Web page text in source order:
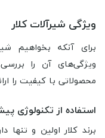
ویژگی شیرآلات کلار
ویژگی‌های آن را
محصولاتی با کیفیت را
استفاده از تکنولوژی